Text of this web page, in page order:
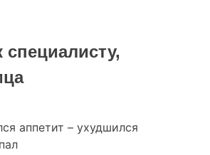
специалисту,
аппетит – ухудшился